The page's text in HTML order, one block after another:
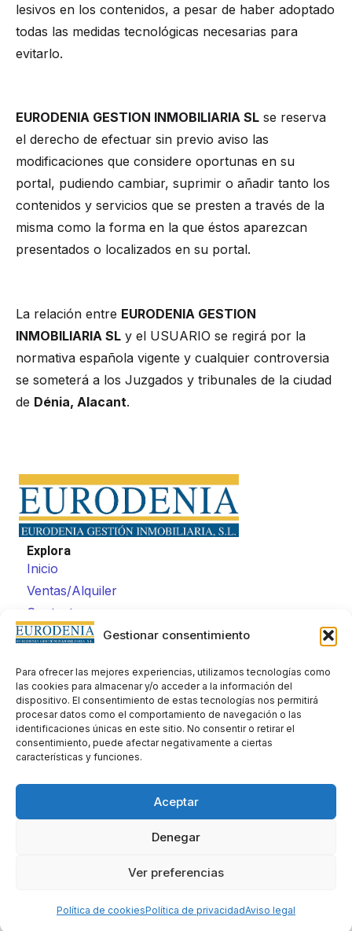
Gestionar consentimiento
Para ofrecer las mejores experiencias, utilizamos tecnologías como
las cookies para almacenar y/o acceder a la información del
dispositivo. El consentimiento de estas tecnologías nos permitirá
procesar datos como el comportamiento de navegación o las
identificaciones únicas en este sitio. No consentir o retirar el
consentimiento, puede afectar negativamente a ciertas
características y funciones.
Aceptar
Denegar
Ver preferencias
Política de cookiesPolítica de privacidadAviso legal
lesivos en los contenidos, a pesar de haber adoptado
todas las medidas tecnológicas necesarias para
evitarlo.
EURODENIA GESTION INMOBILIARIA SL se reserva
el derecho de efectuar sin previo aviso las
modificaciones que considere oportunas en su
portal, pudiendo cambiar, suprimir o añadir tanto los
contenidos y servicios que se presten a través de la
misma como la forma en la que éstos aparezcan
presentados o localizados en su portal.
La relación entre EURODENIA GESTION
INMOBILIARIA SL y el USUARIO se regirá por la
normativa española vigente y cualquier controversia
se someterá a los Juzgados y tribunales de la ciudad
de Dénia, Alacant.
Explora
Inicio
Ventas/Alquiler
Contacto
Enlaces rápidos
Aviso legal
Políticas de privacidad
Politica de cookies
Creado por DigitalYa